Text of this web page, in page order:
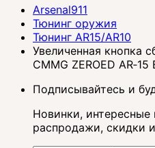
Arsenal911
Тюнинг оружия
Тюнинг AR15/AR10
Увеличенная кнопка
CMMG ZEROED
Подписывайтесь и
Новинки, интересные
распродажи, скидки